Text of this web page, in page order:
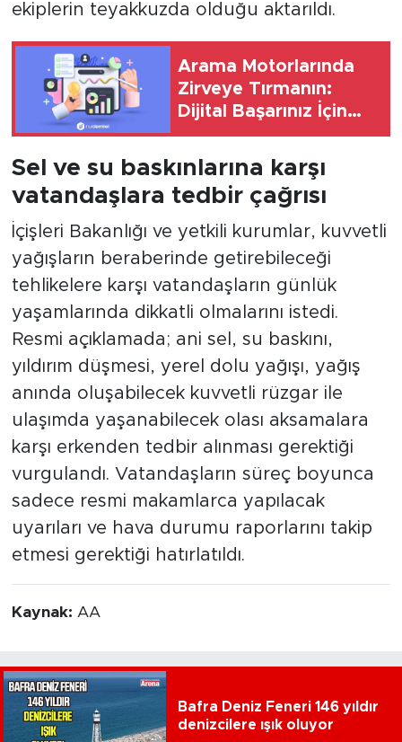
ekiplerin teyakkuzda olduğu aktarıldı.
Arama Motorlarında
Zirveye Tırmanın:
Dijital Başarınız İçin
Doğru Stratejiler
Sel ve su baskınlarına karşı
vatandaşlara tedbir çağrısı
İçişleri Bakanlığı ve yetkili kurumlar, kuvvetli
yağışların beraberinde getirebileceği
tehlikelere karşı vatandaşların günlük
yaşamlarında dikkatli olmalarını istedi.
Resmi açıklamada; ani sel, su baskını,
yıldırım düşmesi, yerel dolu yağışı, yağış
anında oluşabilecek kuvvetli rüzgar ile
ulaşımda yaşanabilecek olası aksamalara
karşı erkenden tedbir alınması gerektiği
vurgulandı. Vatandaşların süreç boyunca
sadece resmi makamlarca yapılacak
uyarıları ve hava durumu raporlarını takip
etmesi gerektiği hatırlatıldı.
Kaynak: AA
Bafra Deniz Feneri 146 yıldır
denizcilere ışık oluyor